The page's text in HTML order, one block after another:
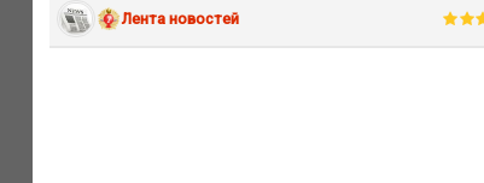
Лента новостей